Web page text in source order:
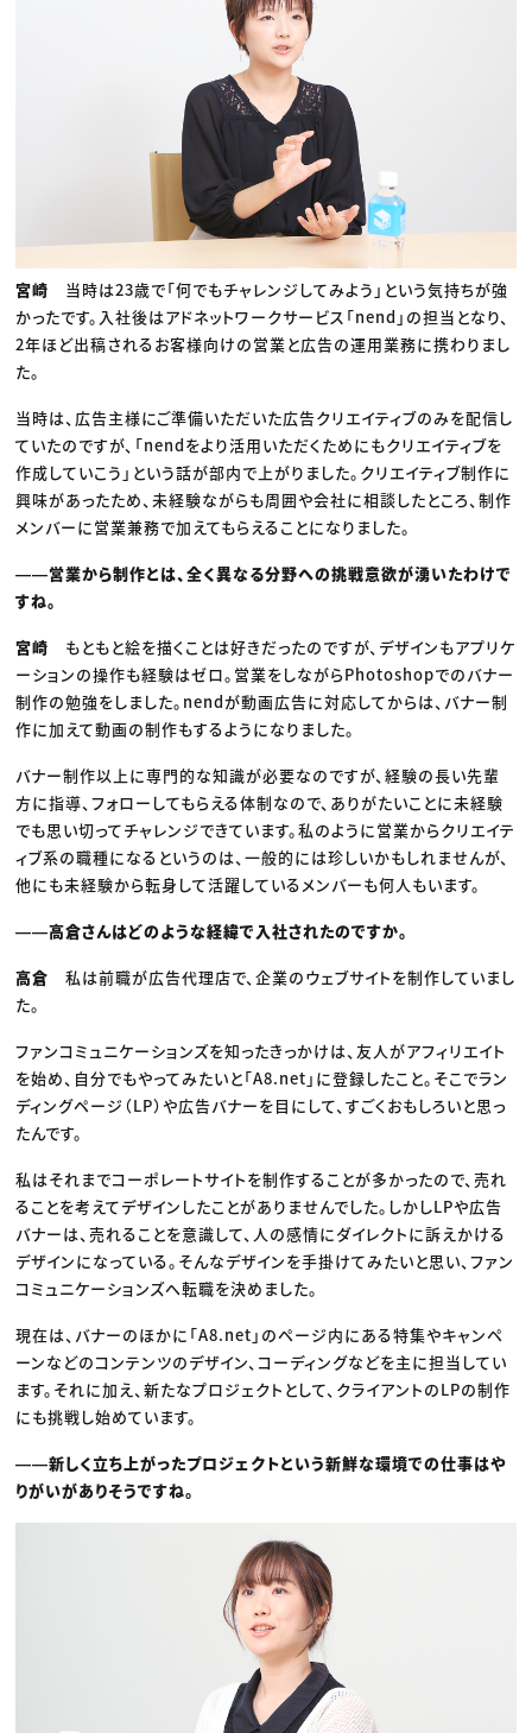
宮崎 当時は23歳で「何でもチャレンジしてみよう」という気持ちが強
かったです。入社後はアドネットワークサービス「nend」の担当となり、
2年ほど出稿されるお客様向けの営業と広告の運用業務に携わりまし
た。
当時は、広告主様にご準備いただいた広告クリエイティブのみを配信し
ていたのですが、「nendをより活用いただくためにもクリエイティブを
作成していこう」という話が部内で上がりました。クリエイティブ制作に
興味があったため、未経験ながらも周囲や会社に相談したところ、制作
メンバーに営業兼務で加えてもらえることになりました。
――営業から制作とは、全く異なる分野への挑戦意欲が湧いたわけで
すね。
宮崎 もともと絵を描くことは好きだったのですが、デザインもアプリケ
ーションの操作も経験はゼロ。営業をしながらPhotoshopでのバナー
制作の勉強をしました。nendが動画広告に対応してからは、バナー制
作に加えて動画の制作もするようになりました。
バナー制作以上に専門的な知識が必要なのですが、経験の長い先輩
方に指導、フォローしてもらえる体制なので、ありがたいことに未経験
でも思い切ってチャレンジできています。私のように営業からクリエイテ
ィブ系の職種になるというのは、一般的には珍しいかもしれませんが、
他にも未経験から転身して活躍しているメンバーも何人もいます。
――高倉さんはどのような経緯で入社されたのですか。
高倉私は前職が広告代理店で、企業のウェブサイトを制作していまし
た。
ファンコミュニケーションズを知ったきっかけは、友人がアフィリエイト
を始め、自分でもやってみたいと「A8.net」に登録したこと。そこでラン
ディングページ（LP）や広告バナーを目にして、すごくおもしろいと思っ
たんです。
私はそれまでコーポレートサイトを制作することが多かったので、売れ
ることを考えてデザインしたことがありませんでした。しかしLPや広告
バナーは、売れることを意識して、人の感情にダイレクトに訴えかける
デザインになっている。そんなデザインを手掛けてみたいと思い、ファン
コミュニケーションズへ転職を決めました。
現在は、バナーのほかに「A8.net」のページ内にある特集やキャンペ
ーンなどのコンテンツのデザイン、コーディングなどを主に担当してい
ます。それに加え、新たなプロジェクトとして、クライアントのLPの制作
にも挑戦し始めています。
――新しく立ち上がったプロジェクトという新鮮な環境での仕事はや
りがいがありそうですね。